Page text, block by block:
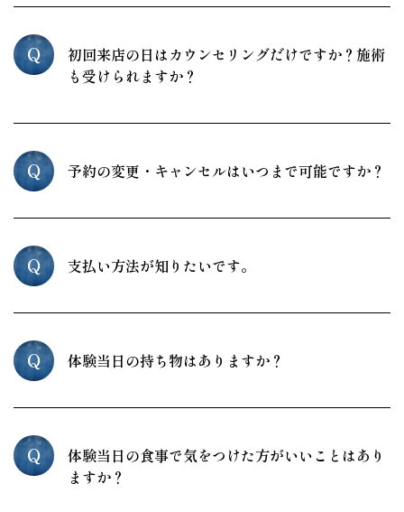
Q
初回来店の日はカウンセリングだけですか？施術
も受けられますか？
Q 予約の変更・キャンセルはいつまで可能ですか？
Q 支払い方法が知りたいです。
Q 体験当日の持ち物はありますか？
Q
体験当日の食事で気をつけた方がいいことはあり
ますか？